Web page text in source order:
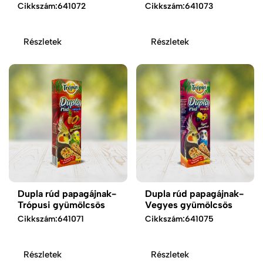
Cikkszám:641072
Részletek
Cikkszám:641073
Részletek
Dupla rúd papagájnak-
Trópusi gyümölcsös
Cikkszám:641071
Részletek
Dupla rúd papagájnak-
Vegyes gyümölcsös
Cikkszám:641075
Részletek